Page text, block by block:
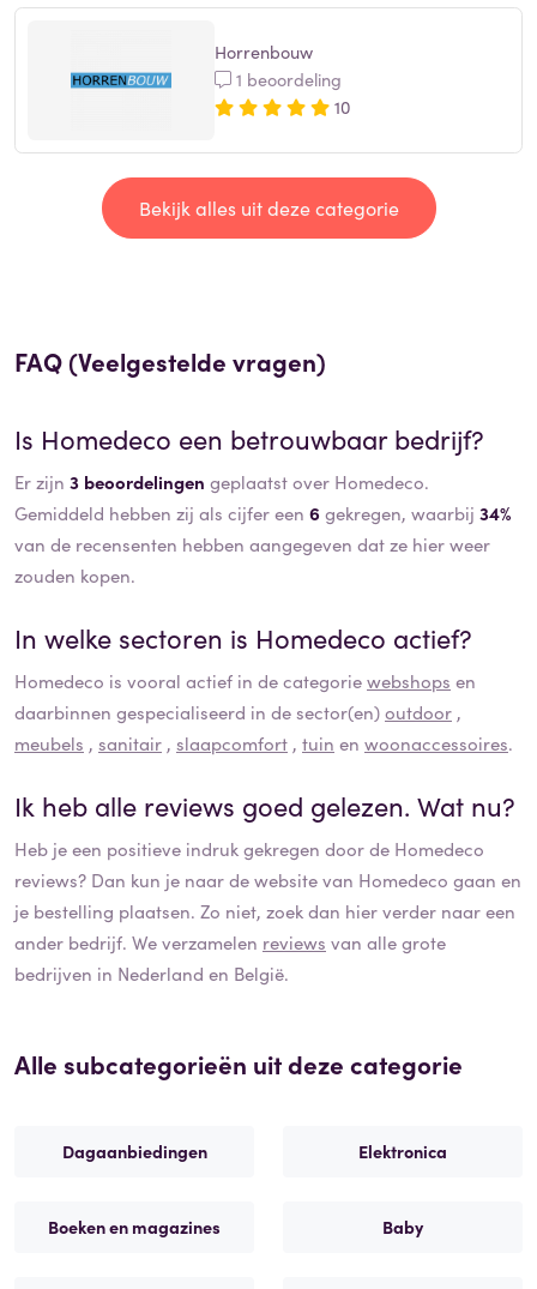
Horrenbouw
1 beoordeling
10
Bekijk alles uit deze categorie
FAQ (Veelgestelde vragen)
Is Homedeco een betrouwbaar bedrijf?
Er zijn 3 beoordelingen geplaatst over Homedeco.
Gemiddeld hebben zij als cijfer een 6gekregen, waarbij 34%
van de recensenten hebben aangegeven dat ze hier weer
zouden kopen.
In welke sectoren is Homedeco actief?
Homedeco is vooral actief in de categoriewebshops en
daarbinnen gespecialiseerd in de sector(en)outdoor ,
meubels , sanitair , slaapcomfort , tuin en woonaccessoires.
Ik heb alle reviews goed gelezen. Wat nu?
Heb je een positieve indruk gekregen door de Homedeco
reviews? Dan kun je naar de website van Homedeco gaan en
je bestelling plaatsen. Zo niet, zoek dan hier verder naar een
ander bedrijf. We verzamelen reviews van alle grote
bedrijven in Nederland en België.
Alle subcategorieën uit deze categorie
Dagaanbiedingen Elektronica
Boeken en magazines Baby